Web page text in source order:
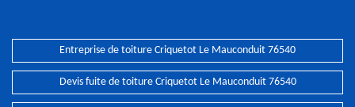
Entreprise de toiture Criquetot Le Mauconduit 76540
Devis fuite de toiture Criquetot Le Mauconduit 76540